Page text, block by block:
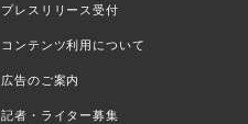
プレスリリース受付
コンテンツ利用について
広告のご案内
記者・ライター募集